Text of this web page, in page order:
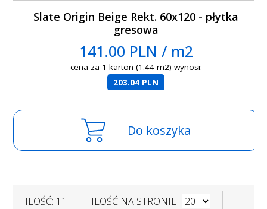
Slate Origin Beige Rekt. 60x120 - płytka
gresowa
141.00 PLN / m2
cena za 1 karton (1.44 m2) wynosi:
203.04 PLN
Do koszyka
ILOŚĆ: 11
ILOŚĆ NA STRONIE